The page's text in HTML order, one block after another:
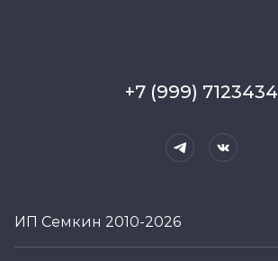
ИП Семкин 2010-2026
+7 (999) 7123434